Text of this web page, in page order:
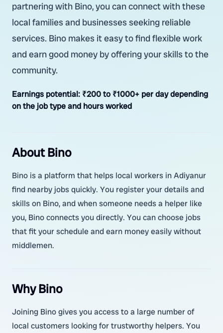
partnering with Bino, you can connect with these
local families and businesses seeking reliable
services. Bino makes it easy to find flexible work
and earn good money by offering your skills to the
community.
Earnings potential: ₹200 to ₹1000+ per day depending
on the job type and hours worked
About Bino
Bino is a platform that helps local workers in Adiyanur
find nearby jobs quickly. You register your details and
skills on Bino, and when someone needs a helper like
you, Bino connects you directly. You can choose jobs
that fit your schedule and earn money easily without
middlemen.
Why Bino
Joining Bino gives you access to a large number of
local customers looking for trustworthy helpers. You